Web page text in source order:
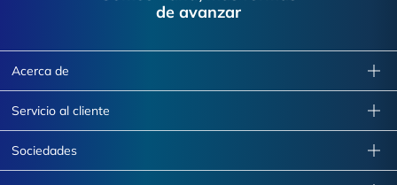
de avanzar
Acerca de
Servicio al cliente
Sociedades